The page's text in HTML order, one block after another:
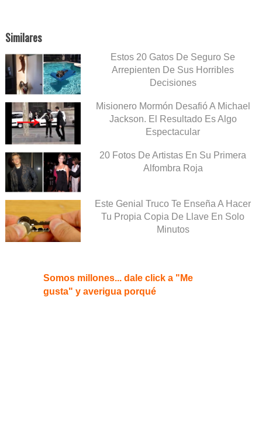
Similares
Estos 20 Gatos De Seguro Se
Arrepienten De Sus Horribles
Decisiones
Misionero Mormón Desafió A Michael
Jackson. El Resultado Es Algo
Espectacular
20 Fotos De Artistas En Su Primera
Alfombra Roja
Este Genial Truco Te Enseña A Hacer
Tu Propia Copia De Llave En Solo
Minutos
Somos millones... dale click a "Me
gusta" y averigua porqué